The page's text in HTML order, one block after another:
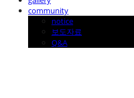
community
notice
보도자료
Q&A